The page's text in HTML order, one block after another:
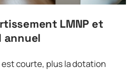
LMNP et
annuel
est courte, plus la dotation